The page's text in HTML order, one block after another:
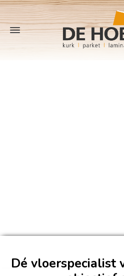
Dé vloerspecialist